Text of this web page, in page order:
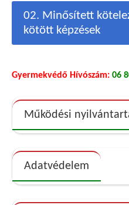
02. Minősített
kötött képzések
Gyermekvédő Hívószám: 06
Működési
Adatvédelem